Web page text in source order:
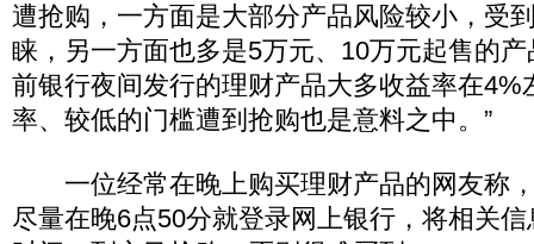
遭抢购，一方面是大部分产品风险较小，受
睐，另一方面也多是5万元、10万元起售的产
前银行夜间发行的理财产品大多收益率在4%
率、较低的门槛遭到抢购也是意料之中。”
一位经常在晚上购买理财产品的网友称
尽量在晚6点50分就登录网上银行，将相关